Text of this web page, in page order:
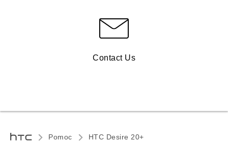
Contact Us
Pomoc HTC Desire 20+‎